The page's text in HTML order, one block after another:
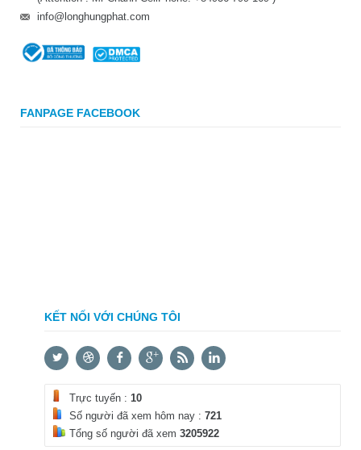
info@longhungphat.com
FANPAGE FACEBOOK
KẾT NỐI VỚI CHÚNG TÔI
Trực tuyến : 10
Số người đã xem hôm nay : 721
Tổng số người đã xem 3205922